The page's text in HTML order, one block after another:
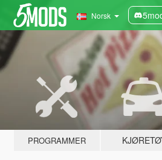
Norsk
PROGRAMMER